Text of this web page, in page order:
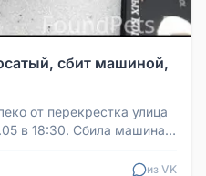
сбит машиной,
от перекрестка улица
в 18:30. Сбила машина.
из VK